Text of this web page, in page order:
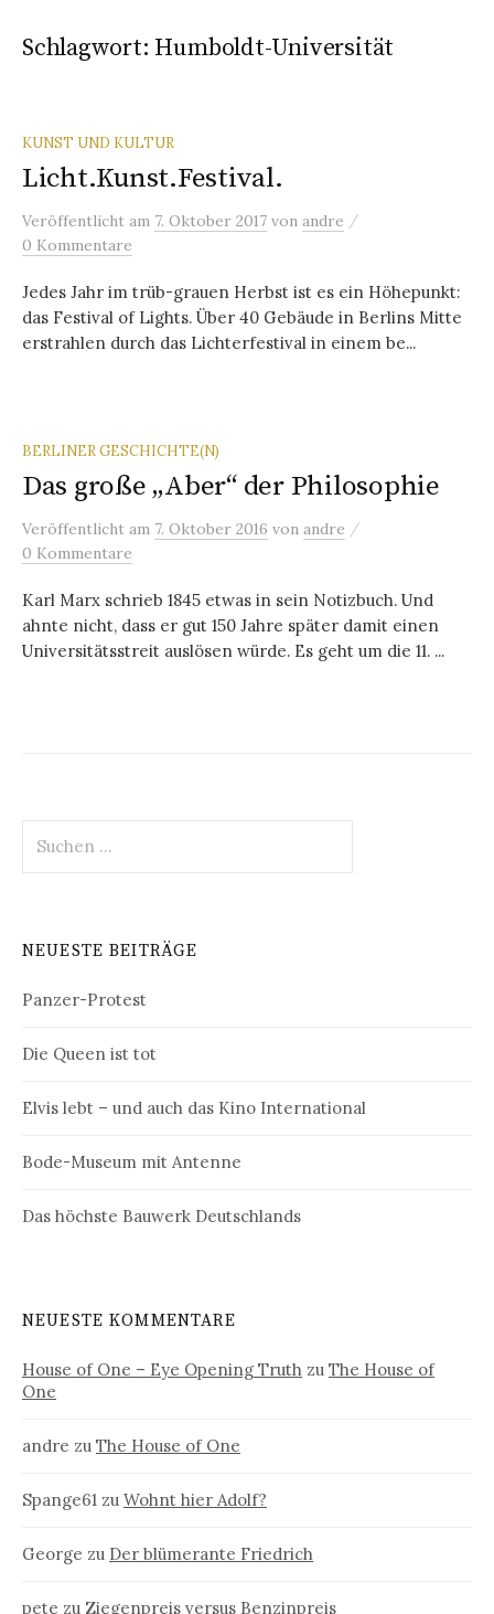
Schlagwort: Humboldt-Universität
KUNST UND KULTUR
Licht.Kunst.Festival.
Veröffentlicht am 7. Oktober 2017 von andre /
0 Kommentare
Jedes Jahr im trüb-grauen Herbst ist es ein Höhepunkt:
das Festival of Lights. Über 40 Gebäude in Berlins Mitte
erstrahlen durch das Lichterfestival in einem be...
BERLINER GESCHICHTE(N)
Das große „Aber“ der Philosophie
Veröffentlicht am 7. Oktober 2016 von andre /
0 Kommentare
Karl Marx schrieb 1845 etwas in sein Notizbuch. Und
ahnte nicht, dass er gut 150 Jahre später damit einen
Universitätsstreit auslösen würde. Es geht um die 11. ...
nach:
NEUESTE BEITRÄGE
Panzer-Protest
Die Queen ist tot
Elvis lebt – und auch das Kino International
Bode-Museum mit Antenne
Das höchste Bauwerk Deutschlands
NEUESTE KOMMENTARE
House of One – Eye Opening Truth zu The House of
One
andre zu The House of One
Spange61 zu Wohnt hier Adolf?
George zu Der blümerante Friedrich
pete zu Ziegenpreis versus Benzinpreis